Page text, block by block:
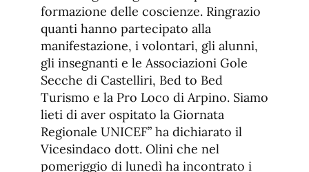
formazione delle coscienze. Ringrazio
quanti hanno partecipato alla
manifestazione, i volontari, gli alunni,
gli insegnanti e le Associazioni Gole
Secche di Castelliri, Bed to Bed
Turismo e la Pro Loco di Arpino. Siamo
lieti di aver ospitato la Giornata
Regionale UNICEF” ha dichiarato il
Vicesindaco dott. Olini che nel
pomeriggio di lunedì ha incontrato i